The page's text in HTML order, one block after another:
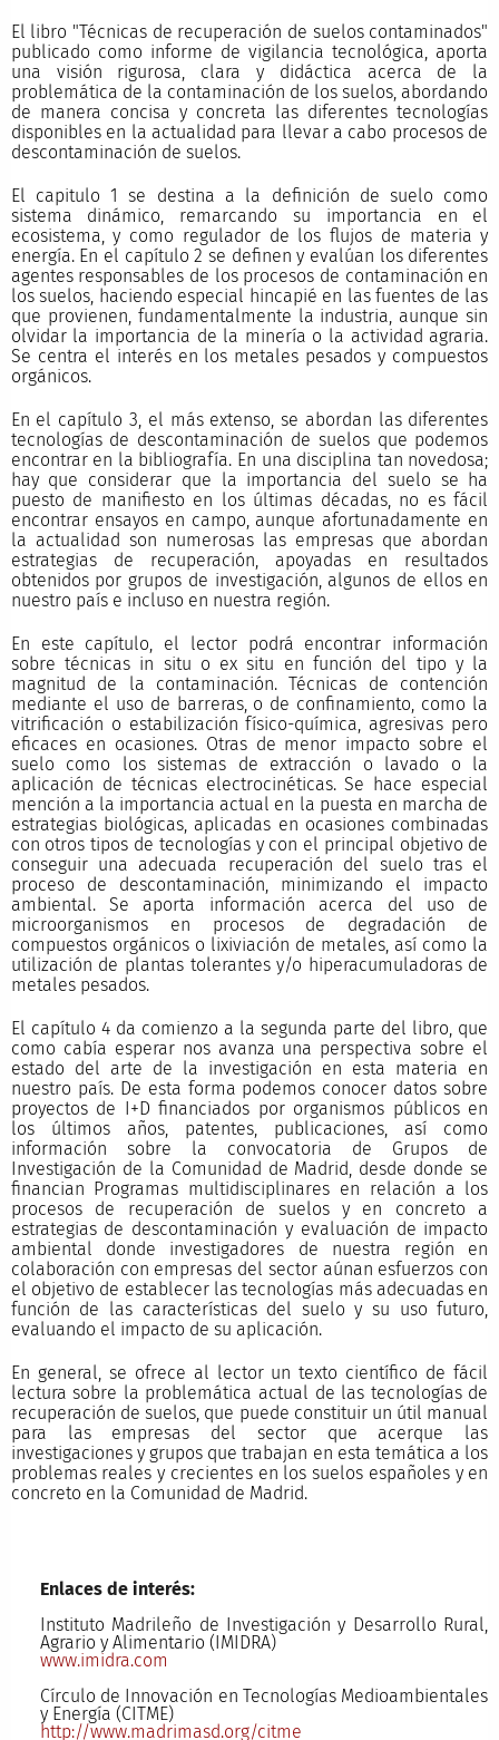
El libro "Técnicas de recuperación de suelos contaminados"
publicado como informe de vigilancia tecnológica, aporta
una visión rigurosa, clara y didáctica acerca de la
problemática de la contaminación de los suelos, abordando
de manera concisa y concreta las diferentes tecnologías
disponibles en la actualidad para llevar a cabo procesos de
descontaminación de suelos.
El capitulo 1 se destina a la definición de suelo como
sistema dinámico, remarcando su importancia en el
ecosistema, y como regulador de los flujos de materia y
energía. En el capítulo 2 se definen y evalúan los diferentes
agentes responsables de los procesos de contaminación en
los suelos, haciendo especial hincapié en las fuentes de las
que provienen, fundamentalmente la industria, aunque sin
olvidar la importancia de la minería o la actividad agraria.
Se centra el interés en los metales pesados y compuestos
orgánicos.
En el capítulo 3, el más extenso, se abordan las diferentes
tecnologías de descontaminación de suelos que podemos
encontrar en la bibliografía. En una disciplina tan novedosa;
hay que considerar que la importancia del suelo se ha
puesto de manifiesto en los últimas décadas, no es fácil
encontrar ensayos en campo, aunque afortunadamente en
la actualidad son numerosas las empresas que abordan
estrategias de recuperación, apoyadas en resultados
obtenidos por grupos de investigación, algunos de ellos en
nuestro país e incluso en nuestra región.
En este capítulo, el lector podrá encontrar información
sobre técnicas in situ o ex situ en función del tipo y la
magnitud de la contaminación. Técnicas de contención
mediante el uso de barreras, o de confinamiento, como la
vitrificación o estabilización físico-química, agresivas pero
eficaces en ocasiones. Otras de menor impacto sobre el
suelo como los sistemas de extracción o lavado o la
aplicación de técnicas electrocinéticas. Se hace especial
mención a la importancia actual en la puesta en marcha de
estrategias biológicas, aplicadas en ocasiones combinadas
con otros tipos de tecnologías y con el principal objetivo de
conseguir una adecuada recuperación del suelo tras el
proceso de descontaminación, minimizando el impacto
ambiental. Se aporta información acerca del uso de
microorganismos en procesos de degradación de
compuestos orgánicos o lixiviación de metales, así como la
utilización de plantas tolerantes y/o hiperacumuladoras de
metales pesados.
El capítulo 4 da comienzo a la segunda parte del libro, que
como cabía esperar nos avanza una perspectiva sobre el
estado del arte de la investigación en esta materia en
nuestro país. De esta forma podemos conocer datos sobre
proyectos de I+D financiados por organismos públicos en
los últimos años, patentes, publicaciones, así como
información sobre la convocatoria de Grupos de
Investigación de la Comunidad de Madrid, desde donde se
financian Programas multidisciplinares en relación a los
procesos de recuperación de suelos y en concreto a
estrategias de descontaminación y evaluación de impacto
ambiental donde investigadores de nuestra región en
colaboración con empresas del sector aúnan esfuerzos con
el objetivo de establecer las tecnologías más adecuadas en
función de las características del suelo y su uso futuro,
evaluando el impacto de su aplicación.
En general, se ofrece al lector un texto científico de fácil
lectura sobre la problemática actual de las tecnologías de
recuperación de suelos, que puede constituir un útil manual
para las empresas del sector que acerque las
investigaciones y grupos que trabajan en esta temática a los
problemas reales y crecientes en los suelos españoles y en
concreto en la Comunidad de Madrid.
Enlaces de interés:
Instituto Madrileño de Investigación y Desarrollo Rural,
Agrario y Alimentario (IMIDRA)
www.imidra.com
Círculo de Innovación en Tecnologías Medioambientales
y Energía (CITME)
http://www.madrimasd.org/citme